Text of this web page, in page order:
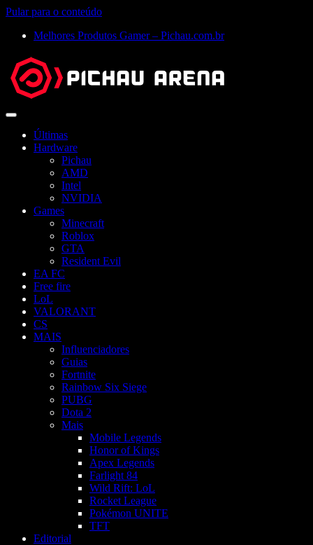
Pular para o conteúdo
Melhores Produtos Gamer – Pichau.com.br
Abrir
Últimas
Hardware
Pichau
AMD
Intel
NVIDIA
Games
Minecraft
Roblox
GTA
Resident Evil
EA FC
Free fire
LoL
VALORANT
CS
MAIS
Influenciadores
Guias
Fortnite
Rainbow Six Siege
PUBG
Dota 2
Mais
Mobile Legends
Honor of Kings
Apex Legends
Farlight 84
Wild Rift: LoL
Rocket League
Pokémon UNITE
TFT
Editorial